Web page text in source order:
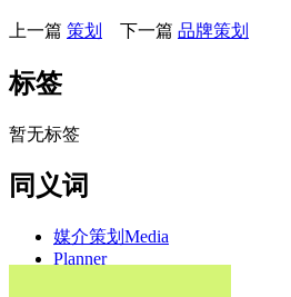
上一篇 策划 下一篇 品牌策划
标签
暂无标签
同义词
媒介策划Media
Planner